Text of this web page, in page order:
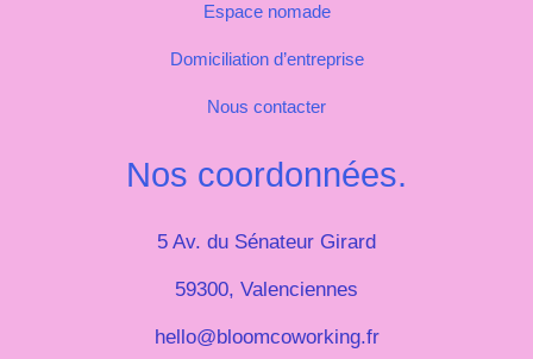
Espace nomade
Domiciliation d’entreprise
Nous contacter
Nos coordonnées.
5 Av. du Sénateur Girard
59300, Valenciennes
hello@bloomcoworking.fr